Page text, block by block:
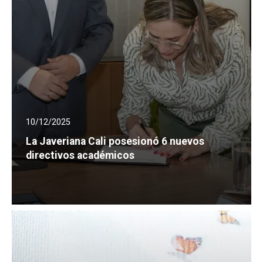
10/12/2025
La Javeriana Cali posesionó 6 nuevos
directivos académicos